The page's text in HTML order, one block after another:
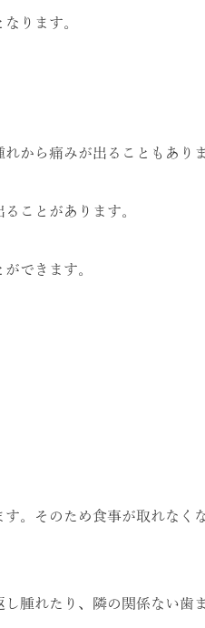
ります。
から痛みが出ることもありま
ことがあります。
できます。
。そのため食事が取れなく
腫れたり、隣の関係ない歯